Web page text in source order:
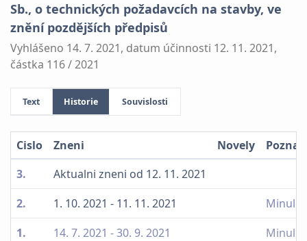
Sb., o technických požadavcích na stavby, ve
znění pozdějších předpisů
Vyhlášeno 14. 7. 2021, datum účinnosti 12. 11. 2021,
částka 116 / 2021
Text Historie Souvislosti
Cislo Zneni Novely
3.
Aktualni zneni od 12. 11. 2021
2.
1. 10. 2021 - 11. 11. 2021
Minulé
1.
14. 7. 2021 - 30. 9. 2021
Minulé